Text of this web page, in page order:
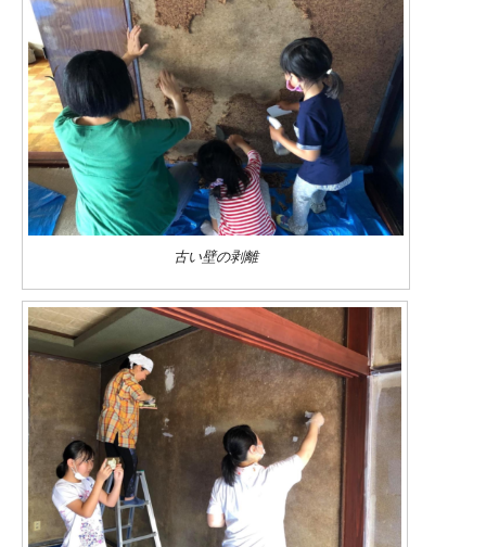
古い壁の剥離